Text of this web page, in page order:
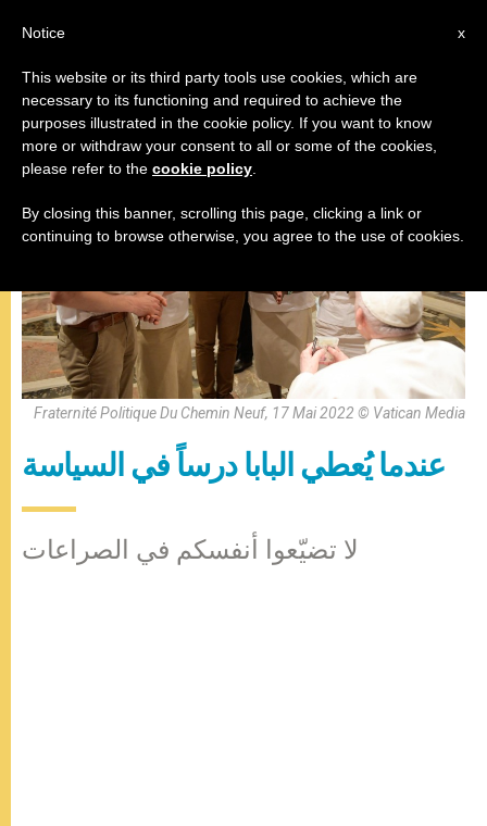
البابا فرنسيس
Fraternité Politique Du Chemin Neuf, 17 Mai 2022 © Vatican Media
عندما يُعطي البابا درساً في السياسة
لا تضيّعوا أنفسكم في الصراعات
x
Notice
This website or its third party tools use cookies, which are
necessary to its functioning and required to achieve the
purposes illustrated in the cookie policy. If you want to know
more or withdraw your consent to all or some of the cookies,
please refer to the cookie policy
By closing this banner, scrolling this page, clicking a link or
continuing to browse otherwise, you agree to the use of cookies.